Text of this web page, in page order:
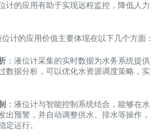
计的应用有助于实现远程监控，降低人力
计的应用价值主要体现在以下几个方面：
：液位计采集的实时数据为水务系统提供
数据分析，可以优化水资源调度策略，实
：液位计与智能控制系统结合，能够在水
出预警，并自动调整供水、排水等操作，
定运行。